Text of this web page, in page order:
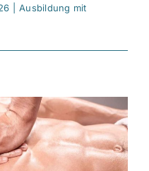
Ausbildung mit